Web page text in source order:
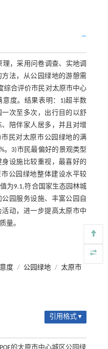
理，采用问卷调查、实地调
法，从公园绿地的游憩需
综合评价市民对太原市中心
度。结果表明：1)超半数
次至多次，出行目的以舒
陪伴家人居多，并且对增
民对太原市公园绿地的满
。3)市民最偏好的景观类型
设施比较重视，最喜好的
公园绿地整体建设水平较
为9.1,符合国家生态园林城
园服务设施、丰富公园自
动，进一步提高太原市中
量。
度 / 公园绿地 / 太原市
引用格式 ▾